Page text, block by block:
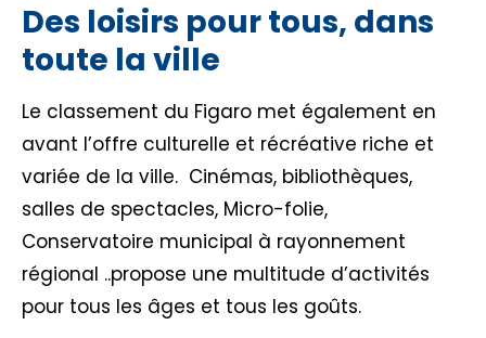
Des loisirs pour tous, dans
toute la ville
Le classement du Figaro met également en
avant l’offre culturelle et récréative riche et
variée de la ville. Cinémas, bibliothèques,
salles de spectacles, Micro-folie,
Conservatoire municipal à rayonnement
régional ..propose une multitude d’activités
pour tous les âges et tous les goûts.